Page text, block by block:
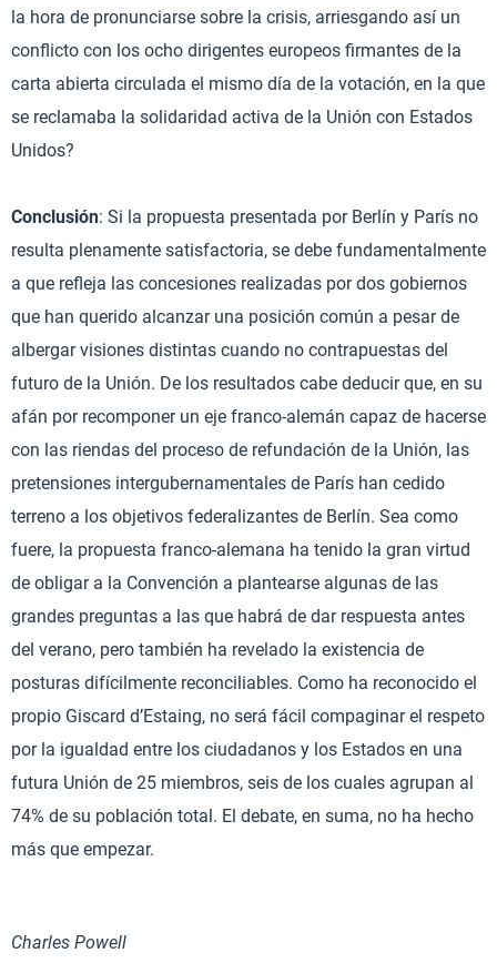
la hora de pronunciarse sobre la crisis, arriesgando así un
conflicto con los ocho dirigentes europeos firmantes de la
carta abierta circulada el mismo día de la votación, en la que
se reclamaba la solidaridad activa de la Unión con Estados
Unidos?
Conclusión: Si la propuesta presentada por Berlín y París no
resulta plenamente satisfactoria, se debe fundamentalmente
a que refleja las concesiones realizadas por dos gobiernos
que han querido alcanzar una posición común a pesar de
albergar visiones distintas cuando no contrapuestas del
futuro de la Unión. De los resultados cabe deducir que, en su
afán por recomponer un eje franco-alemán capaz de hacerse
con las riendas del proceso de refundación de la Unión, las
pretensiones intergubernamentales de París han cedido
terreno a los objetivos federalizantes de Berlín. Sea como
fuere, la propuesta franco-alemana ha tenido la gran virtud
de obligar a la Convención a plantearse algunas de las
grandes preguntas a las que habrá de dar respuesta antes
del verano, pero también ha revelado la existencia de
posturas difícilmente reconciliables. Como ha reconocido el
propio Giscard d’Estaing, no será fácil compaginar el respeto
por la igualdad entre los ciudadanos y los Estados en una
futura Unión de 25 miembros, seis de los cuales agrupan al
74% de su población total. El debate, en suma, no ha hecho
más que empezar.
Charles Powell